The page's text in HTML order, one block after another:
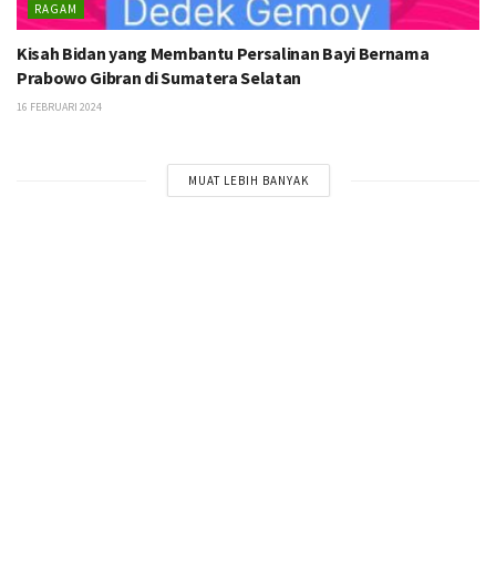
RAGAM
Kisah Bidan yang Membantu Persalinan Bayi Bernama
Prabowo Gibran di Sumatera Selatan
16 FEBRUARI 2024
MUAT LEBIH BANYAK